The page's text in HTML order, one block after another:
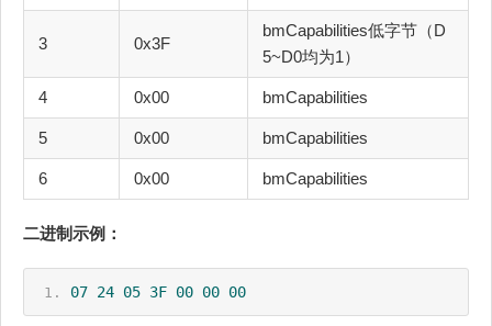
3 0x3F
bmCapabilities低字节（D
5~D0均为1）
4 0x00 bmCapabilities
5 0x00 bmCapabilities
6 0x00 bmCapabilities
二进制示例：
07 24 05 3F 00 00 00